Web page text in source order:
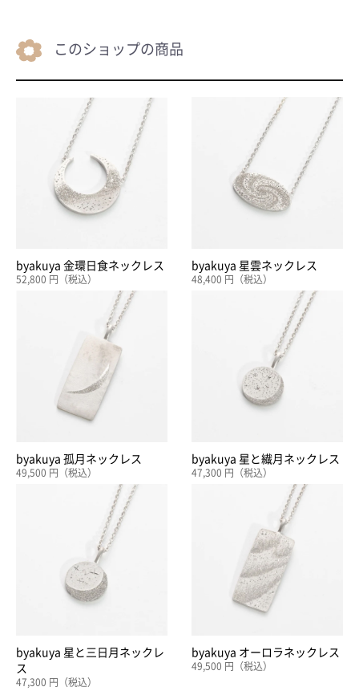
このショップの商品
byakuya 金環日食ネックレス
52,800 円（税込）
byakuya 星雲ネックレス
48,400 円（税込）
byakuya 孤月ネックレス
49,500 円（税込）
byakuya 星と繊月ネックレス
47,300 円（税込）
byakuya 星と三日月ネックレ
ス
47,300 円（税込）
byakuya オーロラネックレス
49,500 円（税込）